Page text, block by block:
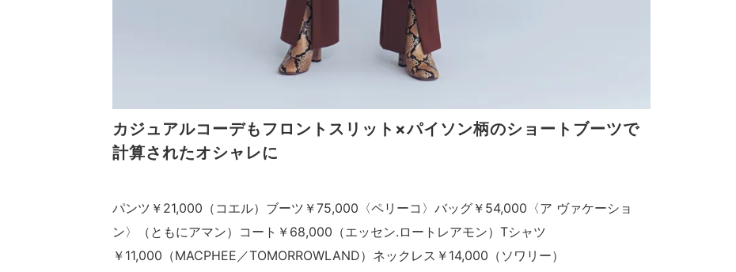
カジュアルコーデもフロントスリット×パイソン柄のショートブーツで
計算されたオシャレに
パンツ￥21,000（コエル）ブーツ￥75,000〈ペリーコ〉バッグ￥54,000〈ア ヴァケーショ
ン〉（ともにアマン）コート￥68,000（エッセン.ロートレアモン）Tシャツ
￥11,000（MACPHEE／TOMORROWLAND）ネックレス￥14,000（ソワリー）